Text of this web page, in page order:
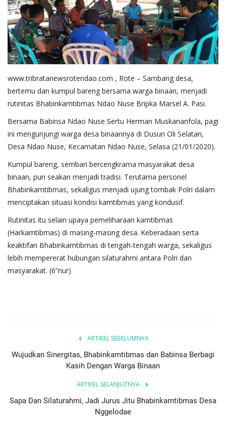
Binmas
www.tribratanewsrotendao.com , Rote – Sambang desa,
bertemu dan kumpul bareng bersama warga binaan, menjadi
rutinitas Bhabinkamtibmas Ndao Nuse Bripka Marsel A. Pasi.
Bersama Babinsa Ndao Nuse Sertu Herman Muskananfola, pagi
ini mengunjungi warga desa binaannya di Dusun Oli Selatan,
Desa Ndao Nuse, Kecamatan Ndao Nuse, Selasa (21/01/2020).
Kumpul bareng, sembari bercengkrama masyarakat desa
binaan, pun seakan menjadi tradisi. Terutama personel
Bhabinkamtibmas, sekaligus menjadi ujung tombak Polri dalam
menciptakan situasi kondisi kamtibmas yang kondusif.
Rutinitas itu selain upaya pemeliharaan kamtibmas
(Harkamtibmas) di masing-masing desa. Keberadaan serta
keaktifan Bhabinkamtibmas di tengah-tengah warga, sekaligus
lebih mempererat hubungan silaturahmi antara Polri dan
masyarakat. (6”nur)
ARTIKEL SEBELUMNYA
Wujudkan Sinergitas, Bhabinkamtibmas dan Babinsa Berbagi
Kasih Dengan Warga Binaan
ARTIKEL SELANJUTNYA
Sapa Dan Silaturahmi, Jadi Jurus Jitu Bhabinkamtibmas Desa
Nggelodae